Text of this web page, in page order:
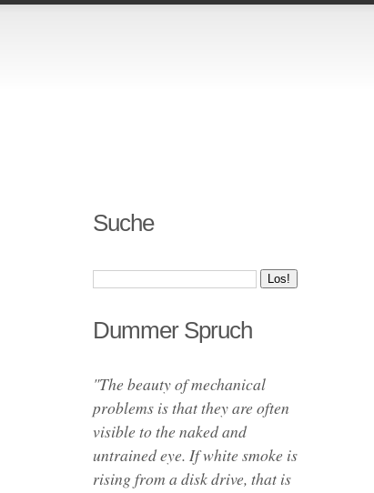
Suche
Dummer Spruch
"The beauty of mechanical
problems is that they are often
visible to the naked and
untrained eye. If white smoke is
rising from a disk drive, that is